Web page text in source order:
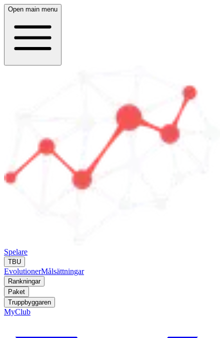
Open main menu
Spelare
TBU
EvolutionerMålsättningar
Rankningar
Paket
Truppbyggaren
MyClub